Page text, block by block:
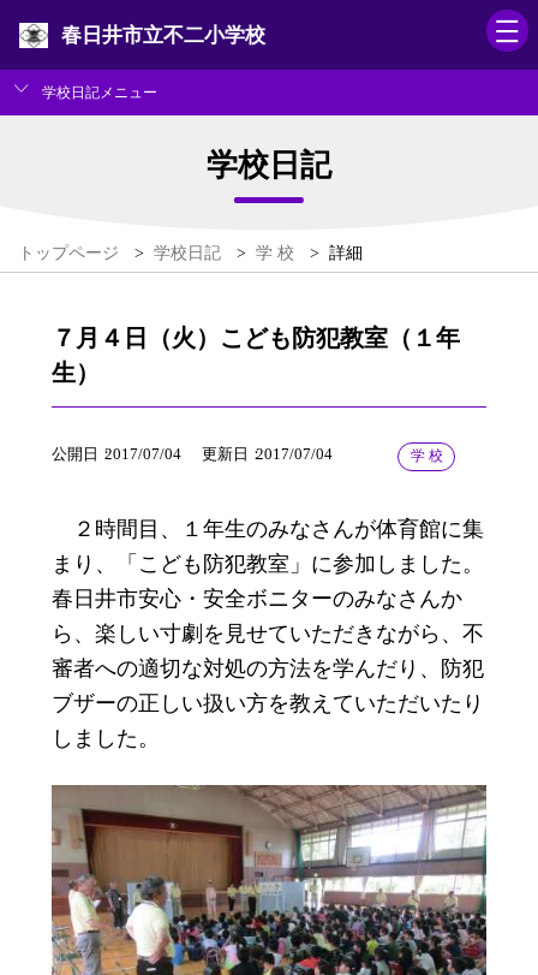
春日井市立不二小学校
学校日記メニュー
学校日記
トップページ > 学校日記 > 学 校 > 詳細
７月４日（火）こども防犯教室（１年
生）
公開日 2017/07/04 更新日 2017/07/04 学 校
２時間目、１年生のみなさんが体育館に集
まり、「こども防犯教室」に参加しました。
春日井市安心・安全ボニターのみなさんか
ら、楽しい寸劇を見せていただきながら、不
審者への適切な対処の方法を学んだり、防犯
ブザーの正しい扱い方を教えていただいたり
しました。